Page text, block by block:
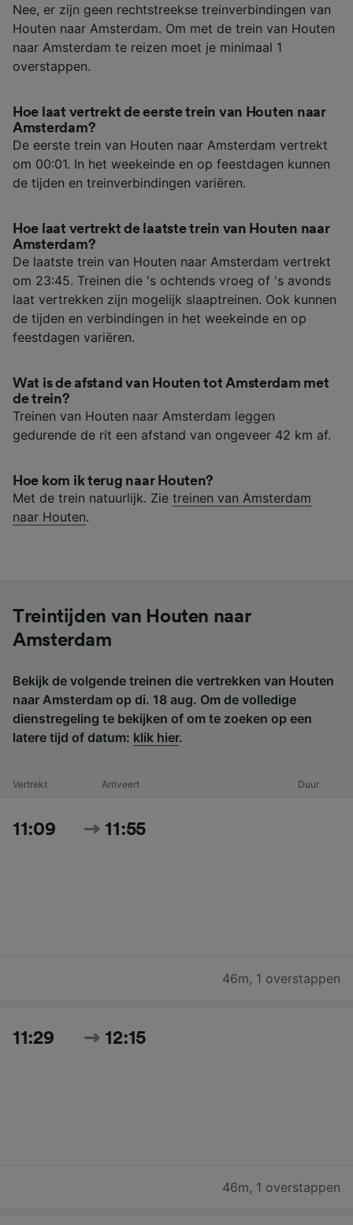
Nee, er zijn geen rechtstreekse treinverbindingen van
Houten naar Amsterdam. Om met de trein van Houten
naar Amsterdam te reizen moet je minimaal 1
overstappen.
Hoe laat vertrekt de eerste trein van Houten naar
Amsterdam?
De eerste trein van Houten naar Amsterdam vertrekt
om 00:01. In het weekeinde en op feestdagen kunnen
de tijden en treinverbindingen variëren.
Hoe laat vertrekt de laatste trein van Houten naar
Amsterdam?
De laatste trein van Houten naar Amsterdam vertrekt
om 23:45. Treinen die 's ochtends vroeg of 's avonds
laat vertrekken zijn mogelijk slaaptreinen. Ook kunnen
de tijden en verbindingen in het weekeinde en op
feestdagen variëren.
Wat is de afstand van Houten tot Amsterdam met
de trein?
Treinen van Houten naar Amsterdam leggen
gedurende de rit een afstand van ongeveer 42 km af.
Hoe kom ik terug naar Houten?
Met de trein natuurlijk. Zie treinen van Amsterdam
naar Houten.
Treintijden van Houten naar
Amsterdam
Bekijk de volgende treinen die vertrekken van Houten
naar Amsterdam op di. 18 aug. Om de volledige
dienstregeling te bekijken of om te zoeken op een
latere tijd of datum: klik hier.
Vertrekt Arriveert Duur
11:09 11:55
46m, 1 overstappen
11:29 12:15
46m, 1 overstappen